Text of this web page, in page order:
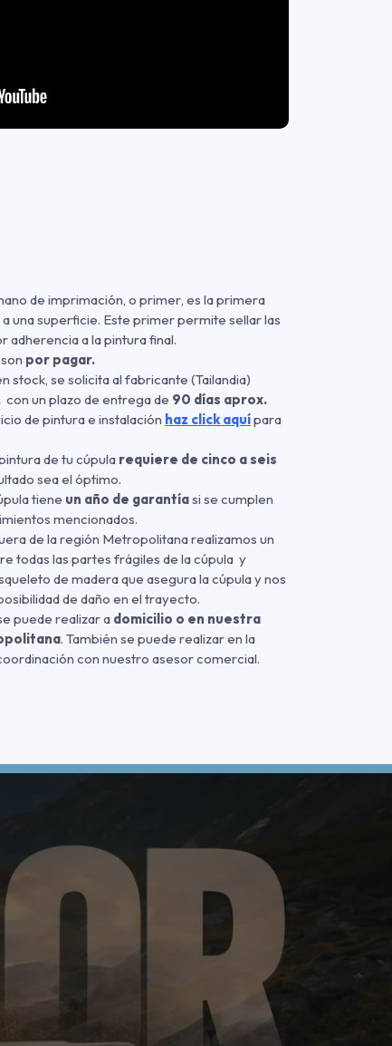
de imprimación, o primer, es la primera
una superficie. Este primer permite sellar las
adherencia a la pintura final.
por pagar.
stock, se solicita al fabricante (Tailandia)
con un plazo de entrega de 90 días aprox.
de pintura e instalación haz click aquípara
de tu cúpula requiere de cinco a seis
sea el óptimo.
tiene un año de garantíasi se cumplen
mencionados.
de la región Metropolitana realizamos un
todas las partes frágiles de la cúpula y
de madera que asegura la cúpula y nos
de daño en el trayecto.
puede realizar a domicilio o en nuestra
. También se puede realizar en la
con nuestro asesor comercial.